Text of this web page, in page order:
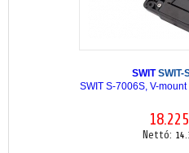
SWITSWIT-
SWIT S-7006S, V-
Nettó: